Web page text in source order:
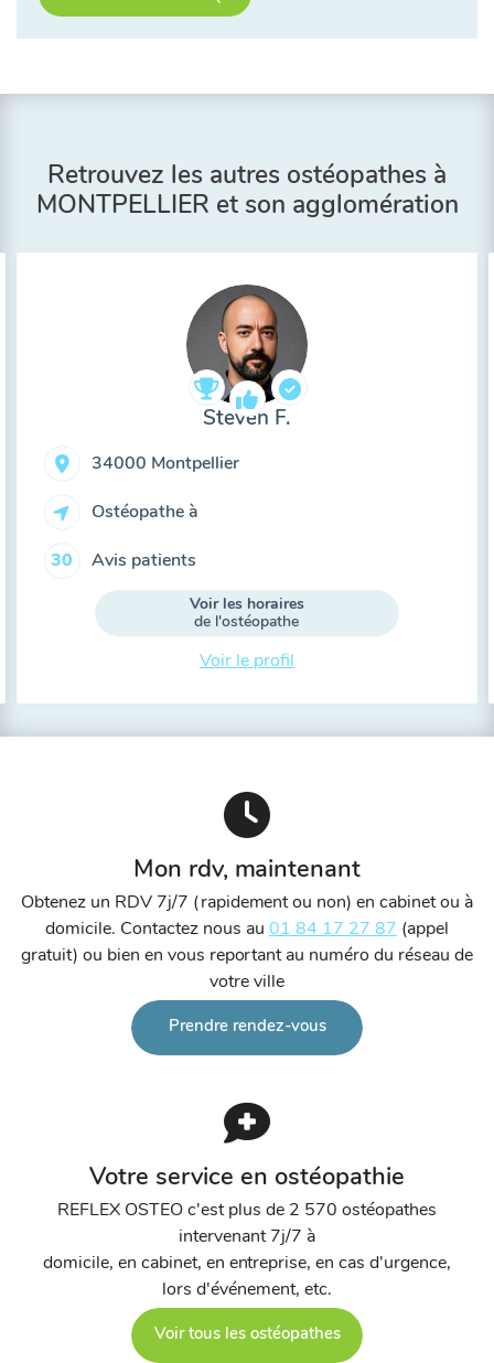
Retrouvez les autres ostéopathes à
MONTPELLIER et son agglomération
Steven F.
34000 Montpellier
Ostéopathe à
30 Avis patients
Voir les horaires
de l'ostéopathe
Voir le profil
Mon rdv, maintenant
Obtenez un RDV 7j/7 (rapidement ou non) en cabinet ou à
domicile. Contactez nous au 01 84 17 27 87 (appel
gratuit) ou bien en vous reportant au numéro du réseau de
votre ville
Prendre rendez-vous
Votre service en ostéopathie
REFLEX OSTEO c'est plus de 2 570 ostéopathes
intervenant 7j/7 à
domicile, en cabinet, en entreprise, en cas d'urgence,
lors d'événement, etc.
Voir tous les ostéopathes